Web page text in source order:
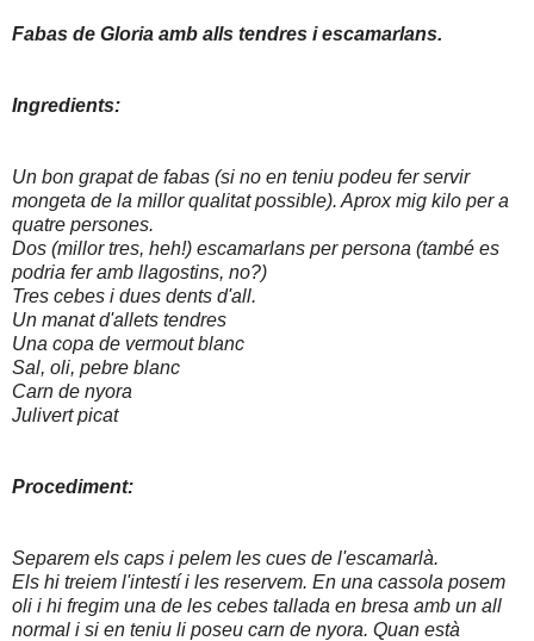
Fabas de Gloria amb alls tendres i escamarlans.
Ingredients:
Un bon grapat de fabas (si no en teniu podeu fer servir
mongeta de la millor qualitat possible). Aprox mig kilo per a
quatre persones.
Dos (millor tres, heh!) escamarlans per persona (també es
podria fer amb llagostins, no?)
Tres cebes i dues dents d'all.
Un manat d'allets tendres
Una copa de vermout blanc
Sal, oli, pebre blanc
Carn de nyora
Julivert picat
Procediment:
Separem els caps i pelem les cues de l'escamarlà.
Els hi treiem l'intestí i les reservem. En una cassola posem
oli i hi fregim una de les cebes tallada en bresa amb un all
normal i si en teniu li poseu carn de nyora. Quan està